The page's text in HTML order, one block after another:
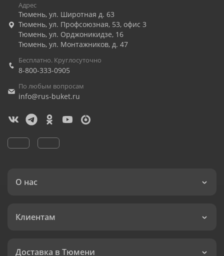
Адрес
Тюмень, ул. Широтная д. 63
Тюмень, ул. Профсоюзная, 53, офис 3
Тюмень, ул. Орджоникидзе, 16
Тюмень, ул. Монтажников, д. 47
Бесплатно. Круглосуточно
8-800-333-0905
По любым вопросам
info@rus-buket.ru
О нас
Клиентам
Доставка в Тюмени